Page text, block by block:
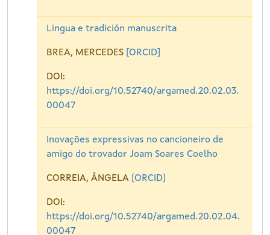
Lingua e tradición manuscrita
BREA, MERCEDES [ORCID]
DOI:
https://doi.org/10.52740/argamed.20.02.03.
00047
Inovações expressivas no cancioneiro de
amigo do trovador Joam Soares Coelho
CORREIA, ÂNGELA [ORCID]
DOI:
https://doi.org/10.52740/argamed.20.02.04.
00047